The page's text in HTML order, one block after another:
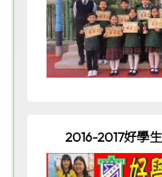
2016-2017好學